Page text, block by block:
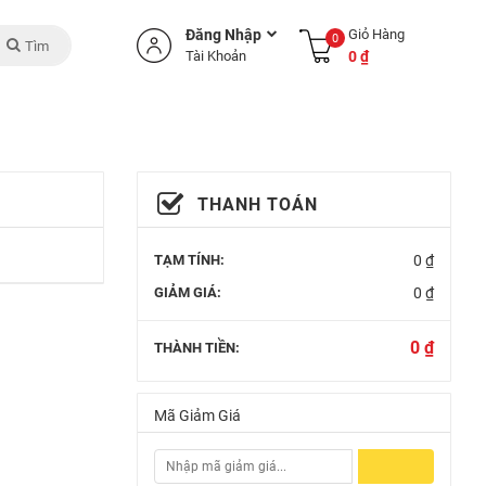
Tìm
Đăng Nhập
Tài Khoản
0 Giỏ Hàng
0 ₫
THANH TOÁN
TẠM TÍNH: 0 ₫
GIẢM GIÁ: 0 ₫
THÀNH TIỀN: 0 ₫
Mã Giảm Giá